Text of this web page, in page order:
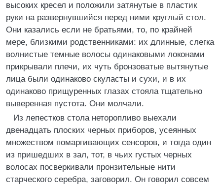
высоких кресел и положили затянутые в пластик
руки на развернувшийся перед ними круглый стол.
Они казались если не братьями, то, по крайней
мере, близкими родственниками: их длинные, слегка
волнистые темные волосы одинаковыми локонами
прикрывали плечи, их чуть бронзоватые вытянутые
лица были одинаково скуласты и сухи, и в их
одинаково прищуренных глазах стояла тщательно
выверенная пустота. Они молчали.
Из лепестков стола неторопливо выехали
двенадцать плоских черных приборов, усеянных
множеством помаргивающих сенсоров, и тогда один
из пришедших в зал, тот, в чьих густых черных
волосах посверкивали пронзительные нити
старческого серебра, заговорил. Он говорил совсем